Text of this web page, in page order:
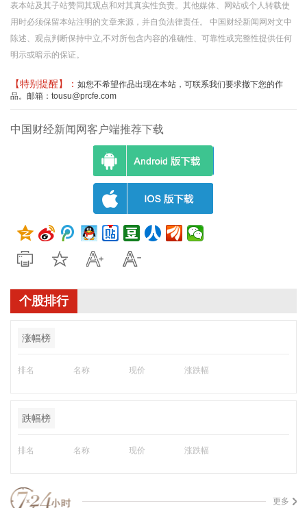
表本站及其子站赞同其观点和对其真实性负责。其他媒体、网站或个人转载使
用时必须保留本站注明的文章来源，并自负法律责任。 中国财经新闻网对文中
陈述、观点判断保持中立,不对所包含内容的准确性、可靠性或完整性提供任何
明示或暗示的保证。
【特别提醒】： 如您不希望作品出现在本站，可联系我们要求撤下您的作
品。邮箱：tousu@prcfe.com
中国财经新闻网客户端推荐下载
个股排行
涨幅榜
排名 名称 现价 涨跌幅
跌幅榜
排名 名称 现价 涨跌幅
更多